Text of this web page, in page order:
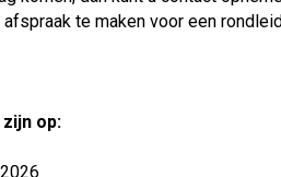
te maken voor een
op: